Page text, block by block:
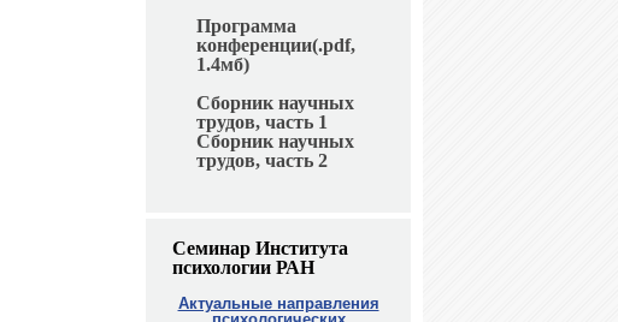
Программа
конференции(.pdf,
1.4мб)
Сборник научных
трудов, часть 1
Сборник научных
трудов, часть 2
Семинар Института
психологии РАН
Актуальные направления